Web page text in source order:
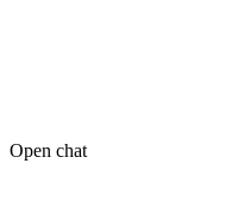
Open chat